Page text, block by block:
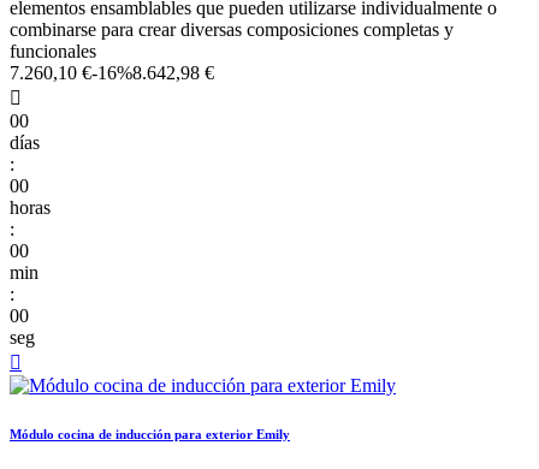
elementos ensamblables que pueden utilizarse individualmente o
combinarse para crear diversas composiciones completas y
funcionales
7.260,10 €-16%8.642,98 €

00
días
:
00
horas
:
00
min
:
00
seg

Módulo cocina de inducción para exterior Emily